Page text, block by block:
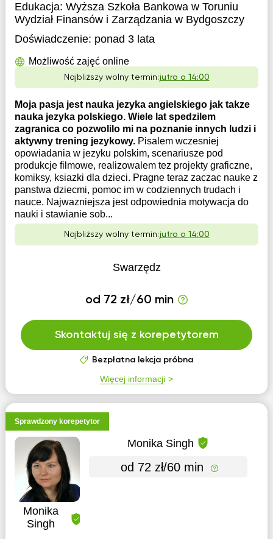
Edukacja: Wyższa Szkoła Bankowa w Toruniu
Wydział Finansów i Zarządzania w Bydgoszczy
Doświadczenie: ponad 3 lata
Możliwość zajęć online
Najbliższy wolny termin:jutro o 14:00
Moja pasja jest nauka jezyka angielskiego jak takze
nauka jezyka polskiego. Wiele lat spedzilem
zagranica co pozwolilo mi na poznanie innych ludzi i
aktywny trening jezykowy. Pisalem wczesniej
opowiadania w jezyku polskim, scenariusze pod
produkcje filmowe, realizowalem tez projekty graficzne,
komiksy, ksiazki dla dzieci. Pragne teraz zaczac nauke z
panstwa dziecmi, pomoc im w codziennych trudach i
nauce. Najwazniejsza jest odpowiednia motywacja do
nauki i stawianie sob...
Najbliższy wolny termin:jutro o 14:00
Swarzędz
od 72 zł/60 min
Skontaktuj się z korepetytorem
Bezpłatna lekcja próbna
Więcej informacji
Sprawdzony korepetytor
Monika
Singh
Monika Singh
od 72 zł/60 min